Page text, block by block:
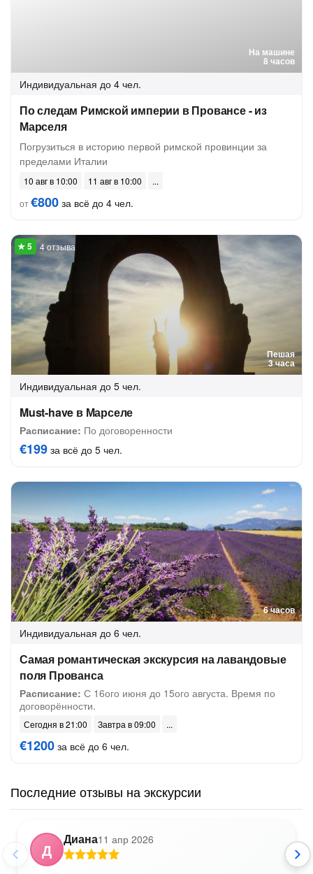
На машине
8 часов
Индивидуальная до 4 чел.
По следам Римской империи в Провансе - из
Марселя
Погрузиться в историю первой римской провинции за
пределами Италии
10 авг в 10:00
11 авг в 10:00
от€800 за всё до 4 чел.
Пешая
3 часа
4 отзыва
Индивидуальная до 5 чел.
Must-have в Марселе
Расписание: По договоренности
€199 за всё до 5 чел.
6 часов
Индивидуальная до 6 чел.
Самая романтическая экскурсия на лавандовые
поля Прованса
Расписание: С 16ого июня до 15ого августа. Время по
договорённости.
Сегодня в 21:00 Завтра в 09:00
€1200 за всё до 6 чел.
Последние отзывы на экскурсии
Д
Диана11 апр 2026